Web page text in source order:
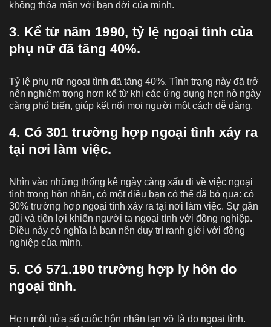
không thỏa mãn với bạn đời của mình.
3. Kể từ năm 1990, tỷ lệ ngoại tình của
phụ nữ đã tăng 40%.
Tỷ lệ phụ nữ ngoại tình đã tăng 40%. Tình trạng này đã trở
nên nghiêm trọng hơn kể từ khi các ứng dụng hẹn hò ngày
càng phổ biến, giúp kết nối mọi người một cách dễ dàng.
4. Có 301 trường hợp ngoại tình xảy ra
tại nơi làm việc.
Nhìn vào những thống kê ngày càng xấu đi về việc ngoại
tình trong hôn nhân, có một điều bạn có thể đã bỏ qua: có
30% trường hợp ngoại tình xảy ra tại nơi làm việc. Sự gần
gũi và tiện lợi khiến người ta ngoại tình với đồng nghiệp.
Điều này có nghĩa là bạn nên duy trì ranh giới với đồng
nghiệp của mình.
5. Có 571.190 trường hợp ly hôn do
ngoại tình.
Hơn một nửa số cuộc hôn nhân tan vỡ là do ngoại tình.